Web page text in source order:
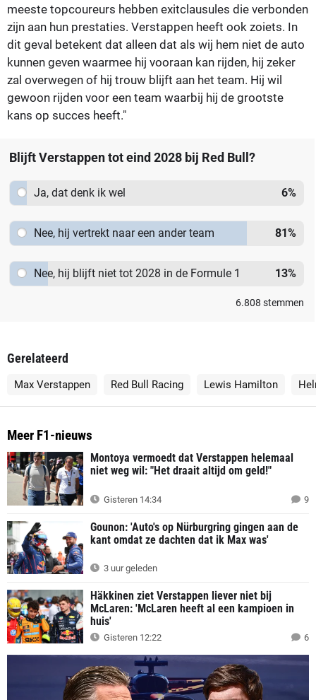
meeste topcoureurs hebben exitclausules die verbonden
zijn aan hun prestaties. Verstappen heeft ook zoiets. In
dit geval betekent dat alleen dat als wij hem niet de auto
kunnen geven waarmee hij vooraan kan rijden, hij zeker
zal overwegen of hij trouw blijft aan het team. Hij wil
gewoon rijden voor een team waarbij hij de grootste
kans op succes heeft."
Blijft Verstappen tot eind 2028 bij Red Bull?
Ja, dat denk ik wel 6%
Nee, hij vertrekt naar een ander team 81%
Nee, hij blijft niet tot 2028 in de Formule 1 13%
6.808 stemmen
Gerelateerd
Max Verstappen Red Bull Racing Lewis Hamilton
Meer F1-nieuws
Montoya vermoedt dat Verstappen helemaal
niet weg wil: "Het draait altijd om geld!"
Gisteren 14:34 9
Gounon: 'Auto's op Nürburgring gingen aan de
kant omdat ze dachten dat ik Max was'
3 uur geleden
Häkkinen ziet Verstappen liever niet bij
McLaren: 'McLaren heeft al een kampioen in
huis'
Gisteren 12:22 6